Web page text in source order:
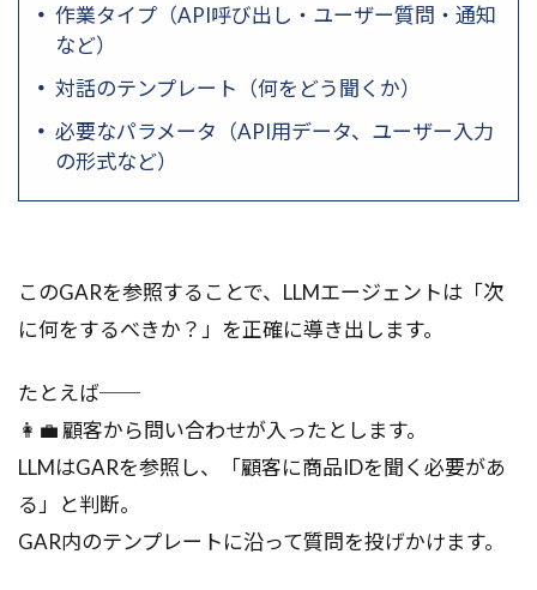
作業タイプ（API呼び出し・ユーザー質問・通知
など）
対話のテンプレート（何をどう聞くか）
必要なパラメータ（API用データ、ユーザー入力
の形式など）
このGARを参照することで、LLMエージェントは「次
に何をするべきか？」を正確に導き出します。
たとえば──
👩‍💼 顧客から問い合わせが入ったとします。
LLMはGARを参照し、「顧客に商品IDを聞く必要があ
る」と判断。
GAR内のテンプレートに沿って質問を投げかけます。